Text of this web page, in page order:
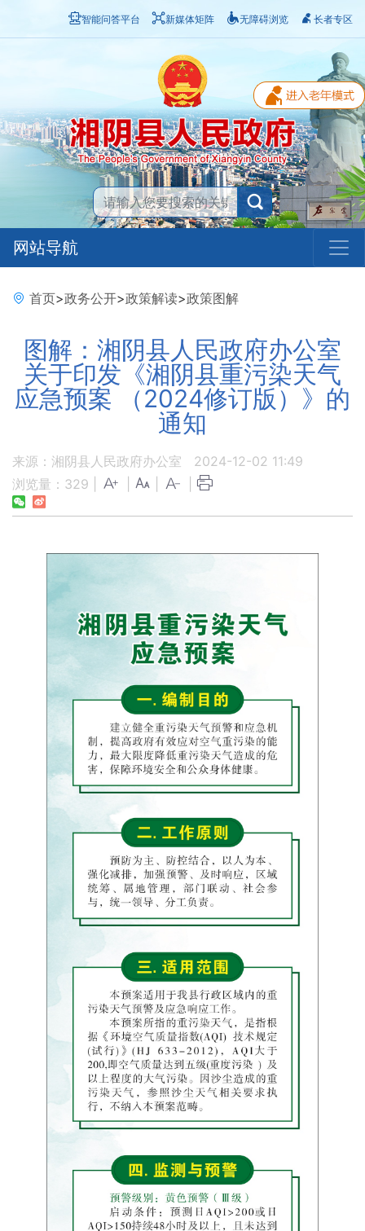
智能问答平台 新媒体矩阵 无障碍浏览 长者专区
网站导航
首页>政务公开>政策解读>政策图解
图解：湘阴县人民政府办公室
关于印发《湘阴县重污染天气
应急预案 （2024修订版）》的
通知
来源：湘阴县人民政府办公室
2024-12-02 11:49
浏览量： 329